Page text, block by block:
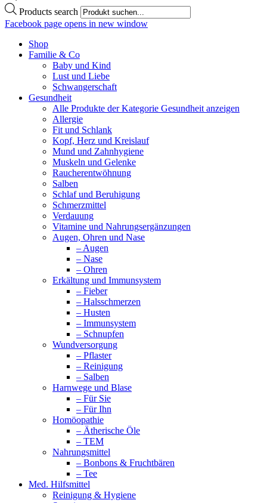
Products search
Facebook page opens in new window
Shop
Familie & Co
Baby und Kind
Lust und Liebe
Schwangerschaft
Gesundheit
Alle Produkte der Kategorie Gesundheit anzeigen
Allergie
Fit und Schlank
Kopf, Herz und Kreislauf
Mund und Zahnhygiene
Muskeln und Gelenke
Raucherentwöhnung
Salben
Schlaf und Beruhigung
Schmerzmittel
Verdauung
Vitamine und Nahrungsergänzungen
Augen, Ohren und Nase
– Augen
– Nase
– Ohren
Erkältung und Immunsystem
– Fieber
– Halsschmerzen
– Husten
– Immunsystem
– Schnupfen
Wundversorgung
– Pflaster
– Reinigung
– Salben
Harnwege und Blase
– Für Sie
– Für Ihn
Homöopathie
– Ätherische Öle
– TEM
Nahrungsmittel
– Bonbons & Fruchtbären
– Tee
Med. Hilfsmittel
Reinigung & Hygiene